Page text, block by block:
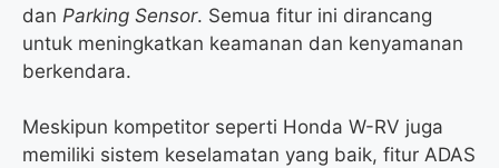
dan Parking Sensor. Semua fitur ini dirancang
untuk meningkatkan keamanan dan kenyamanan
berkendara.
Meskipun kompetitor seperti Honda W-RV juga
memiliki sistem keselamatan yang baik, fitur ADAS